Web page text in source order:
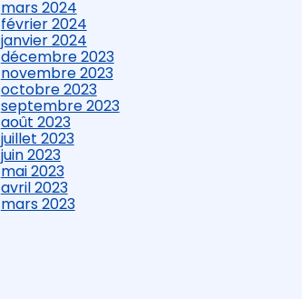
mars 2024
février 2024
janvier 2024
décembre 2023
novembre 2023
octobre 2023
septembre 2023
août 2023
juillet 2023
juin 2023
mai 2023
avril 2023
mars 2023